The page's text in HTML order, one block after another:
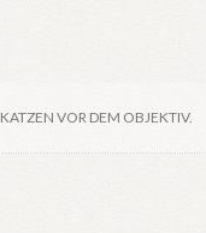
KATZEN VOR DEM OBJEKTIV.